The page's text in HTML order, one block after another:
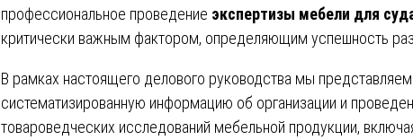
профессиональное проведение экспертизы мебели для
критически важным фактором, определяющим успешность
В рамках настоящего делового руководства мы представляем
систематизированную информацию об организации и
товароведческих исследований мебельной продукции,